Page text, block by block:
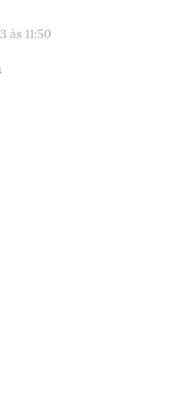
às 11:50